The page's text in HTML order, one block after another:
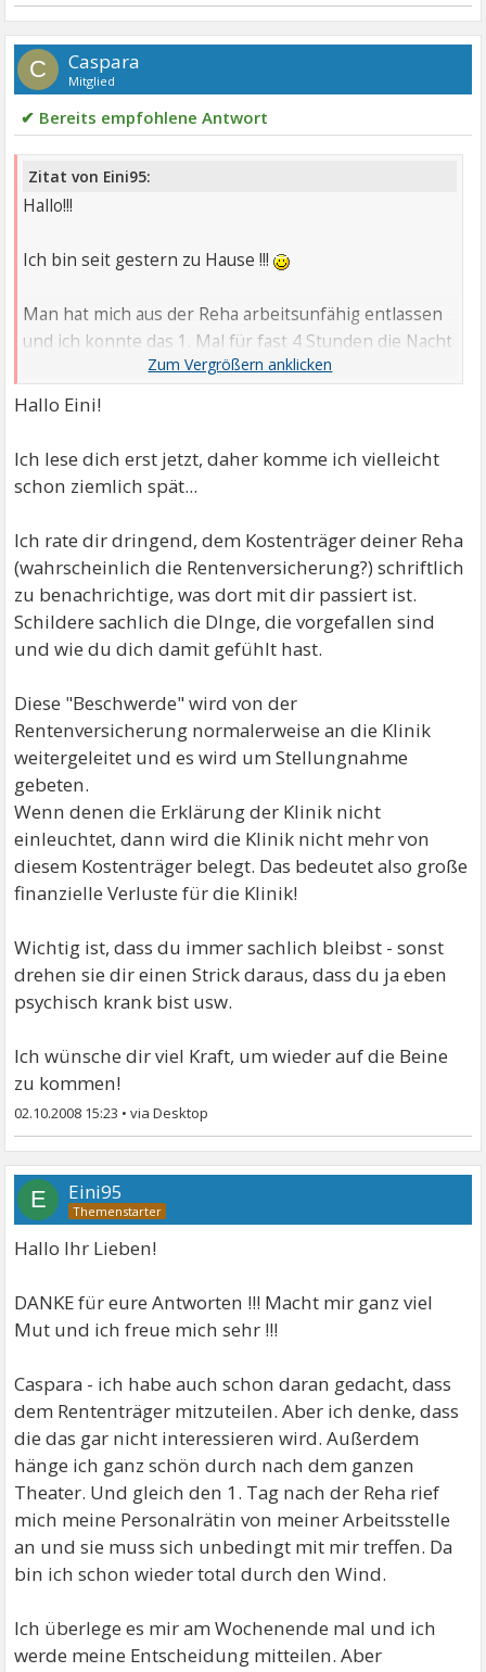
C Caspara
Mitglied
✔ Bereits empfohlene Antwort
Zitat von Eini95:
Hallo!!!
Ich bin seit gestern zu Hause !!!
Man hat mich aus der Reha arbeitsunfähig entlassen
und ich konnte das 1. Mal für fast 4 Stunden die Nacht
schlafen. Ich bin so glücklich, dass ich aus diesem
Terrorschuppen raus bin !!!
Im empfehle keinem die psychosomatische Abteilung
der Brandenburg Klinik in Bernau bzw. Wandlitz !!!
Ich bedanke mich noch einmal bei allen, die mich
während dieser Zeit hier so doll unterstützt haben
!!!!!!!!!!!!!!!!!!!!!!!
Viele Grüße
Eini
Hallo Eini!
Ich lese dich erst jetzt, daher komme ich vielleicht
schon ziemlich spät...
Ich rate dir dringend, dem Kostenträger deiner Reha
(wahrscheinlich die Rentenversicherung?) schriftlich
zu benachrichtige, was dort mit dir passiert ist.
Schildere sachlich die DInge, die vorgefallen sind
und wie du dich damit gefühlt hast.
Diese "Beschwerde" wird von der
Rentenversicherung normalerweise an die Klinik
weitergeleitet und es wird um Stellungnahme
gebeten.
Wenn denen die Erklärung der Klinik nicht
einleuchtet, dann wird die Klinik nicht mehr von
diesem Kostenträger belegt. Das bedeutet also große
finanzielle Verluste für die Klinik!
Wichtig ist, dass du immer sachlich bleibst - sonst
drehen sie dir einen Strick daraus, dass du ja eben
psychisch krank bist usw.
Ich wünsche dir viel Kraft, um wieder auf die Beine
zu kommen!
02.10.2008 15:23 •
E Eini95
Hallo Ihr Lieben!
DANKE für eure Antworten !!! Macht mir ganz viel
Mut und ich freue mich sehr !!!
Caspara - ich habe auch schon daran gedacht, dass
dem Rententräger mitzuteilen. Aber ich denke, dass
die das gar nicht interessieren wird. Außerdem
hänge ich ganz schön durch nach dem ganzen
Theater. Und gleich den 1. Tag nach der Reha rief
mich meine Personalrätin von meiner Arbeitsstelle
an und sie muss sich unbedingt mit mir treffen. Da
bin ich schon wieder total durch den Wind.
Ich überlege es mir am Wochenende mal und ich
werde meine Entscheidung mitteilen. Aber